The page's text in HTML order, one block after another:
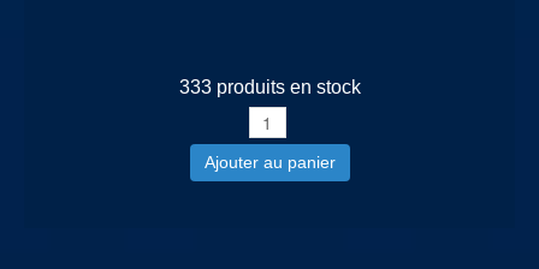
333 produits en stock
Ajouter au panier